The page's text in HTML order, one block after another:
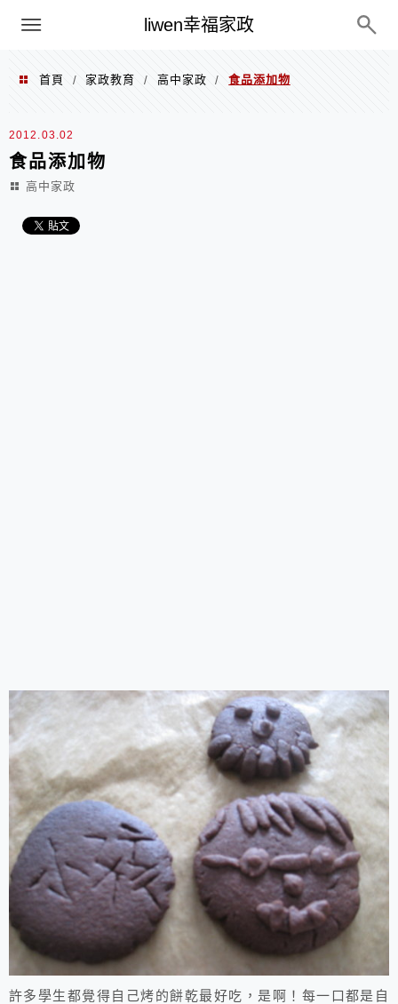
liwen幸福家政
menu
首頁 / 家政教育 / 高中家政 / 食品添加物
2012.03.02
食品添加物
高中家政
許多學生都覺得自己烤的餅乾最好吃，是啊！每一口都是自